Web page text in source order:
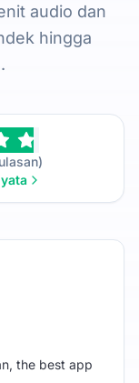
audio dan
hingga
the best app